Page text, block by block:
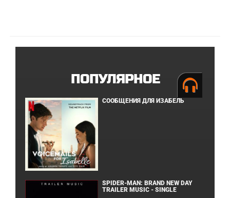
ПОПУЛЯРНОЕ
СООБЩЕНИЯ ДЛЯ ИЗАБЕЛЬ
SPIDER-MAN: BRAND NEW DAY
TRAILER MUSIC - SINGLE